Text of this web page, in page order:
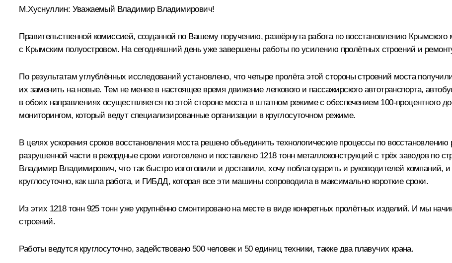
М.Хуснуллин: Уважаемый Владимир Владимирович!
Правительственной комиссией, созданной по Вашему поручению, развёрнута работа по восстановлению
с Крымским полуостровом. На сегодняшний день уже завершены работы по усилению пролётных строений и
По результатам углублённых исследований установлено, что четыре пролёта этой стороны строений моста
их заменить на новые. Тем не менее в настоящее время движение легкового и пассажирского автотранспорта,
в обоих направлениях осуществляется по этой стороне моста в штатном режиме с обеспечением 100-процентного
мониторингом, который ведут специализированные организации в круглосуточном режиме.
В целях ускорения сроков восстановления моста решено объединить технологические процессы по
разрушенной части в рекордные сроки изготовлено и поставлено 1218 тонн металлоконструкций с трёх заводов по
Владимир Владимирович, что так быстро изготовили и доставили, хочу поблагодарить и руководителей компаний,
круглосуточно, как шла работа, и ГИБДД, которая все эти машины сопроводила в максимально короткие сроки.
Из этих 1218 тонн 925 тонн уже укрупнённо смонтировано на месте в виде конкретных пролётных изделий. И мы
строений.
Работы ведутся круглосуточно, задействовано 500 человек и 50 единиц техники, также два плавучих крана.